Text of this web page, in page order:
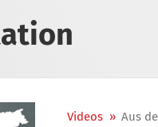
Videos » Aus